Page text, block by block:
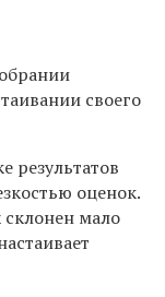
своего
результатов
оценок.
мало